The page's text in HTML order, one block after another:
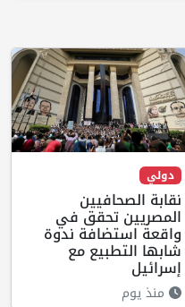
دولي
نقابة الصحافيين
المصريين تحقق في
واقعة استضافة ندوة
شابها التطبيع مع
إسرائيل
منذ يوم